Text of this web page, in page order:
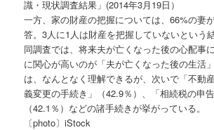
識・現状調査結果」(2014年3月19日）
一方、家の財産の把握については、66%の妻
答。3人に1人は財産を把握していないという
同調査では、将来夫が亡くなった後の心配事
に関心が高いのが「夫が亡くなった後の生活
は、なんとなく理解できるが、次いで「不動
義変更の手続き」（42.9％）、「相続税の申告
（42.1％）などの諸手続きが挙がっている。
〔photo〕iStock